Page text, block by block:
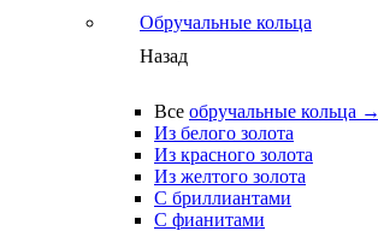
Обручальные кольца
Назад
Все обручальные кольца →
Из белого золота
Из красного золота
Из желтого золота
С бриллиантами
С фианитами